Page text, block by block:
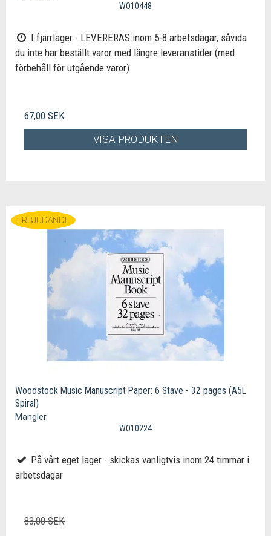
WO10448
I fjärrlager - LEVERERAS inom 5-8 arbetsdagar, såvida
du inte har beställt varor med längre leveranstider (med
förbehåll för utgående varor)
67,00 SEK
VISA PRODUKTEN
ERBJUDANDE
Woodstock Music Manuscript Paper: 6 Stave - 32 pages (A5L
Spiral)
Mangler
WO10224
På vårt eget lager - skickas vanligtvis inom 24 timmar i
arbetsdagar
83,00 SEK